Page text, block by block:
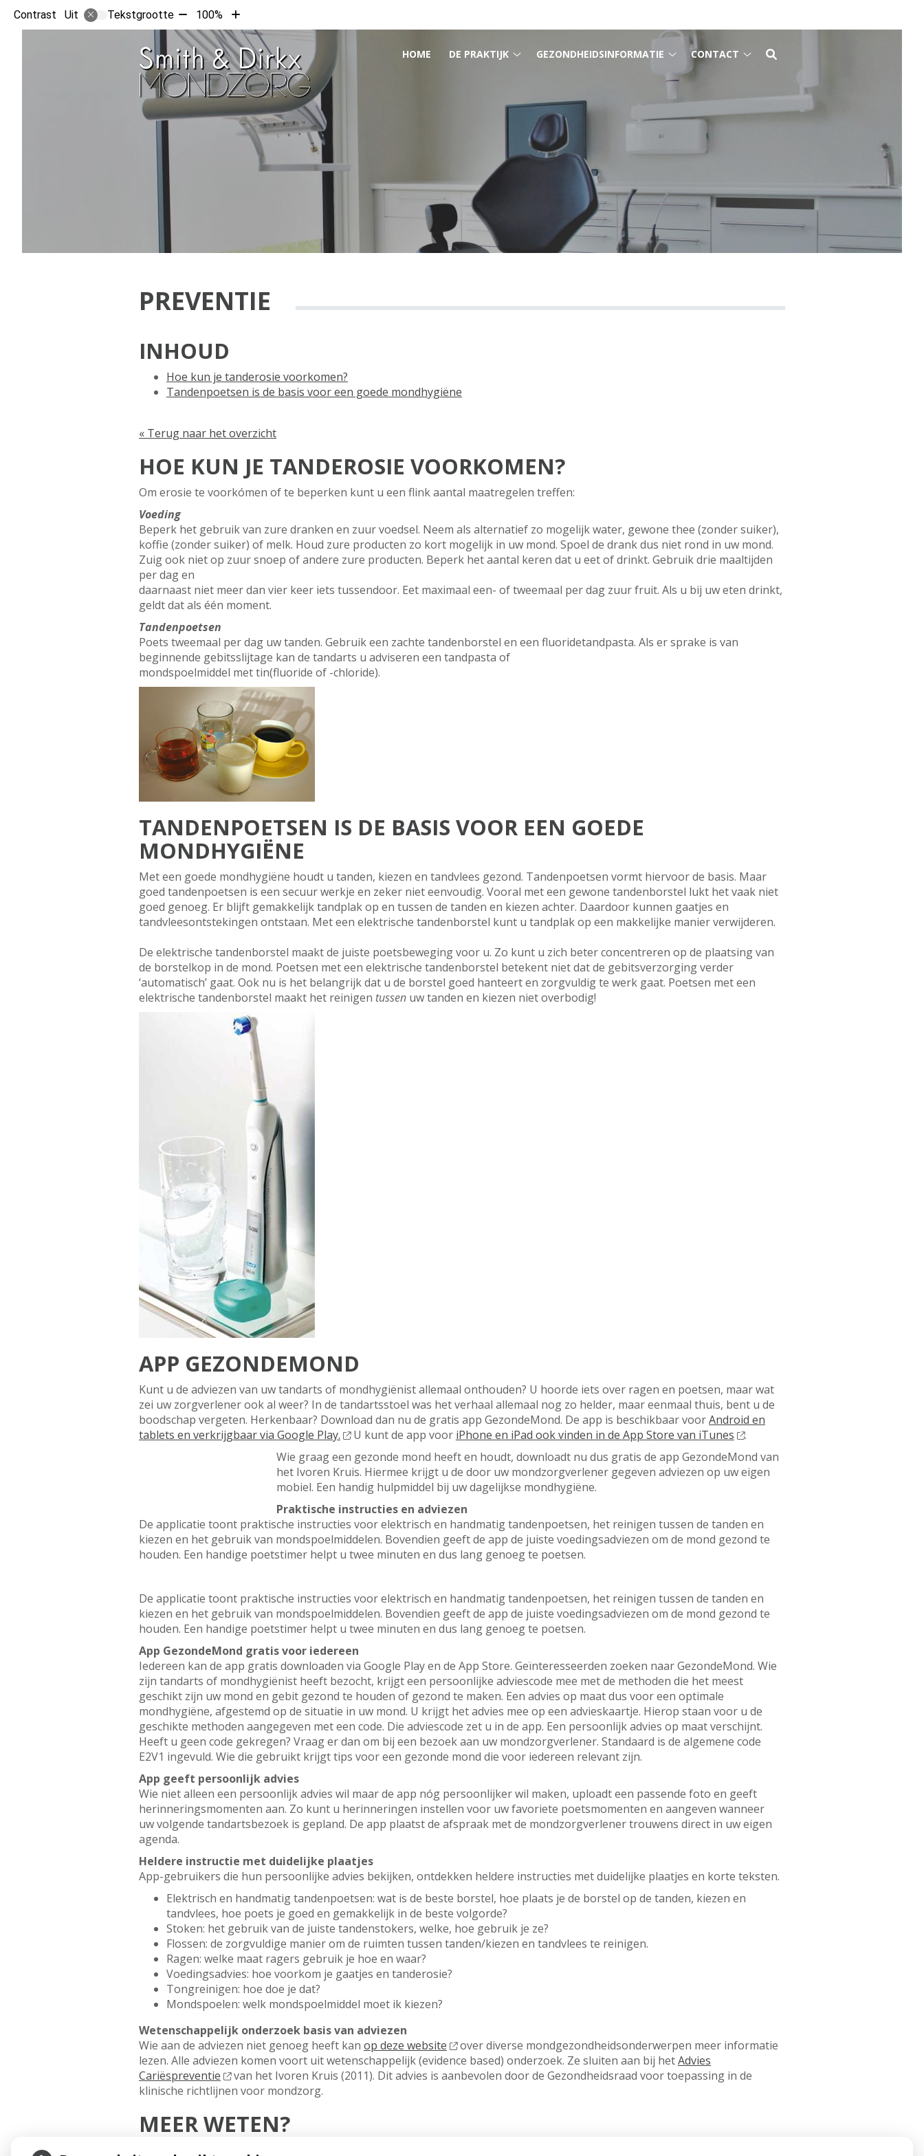
Contrast Uit Tekstgrootte Tekst
verkleinen
met
10%
100%
Tekst
vergroten
met
10%
HOOFDMENU
HOME DE PRAKTIJK
submenu
GEZONDHEIDSINFORMATIE
Gezondheidsinformatie
submenu
CONTACT
PREVENTIE
INHOUD
Hoe kun je tanderosie voorkomen?
Tandenpoetsen is de basis voor een goede mondhygiëne
« Terug naar het overzicht
HOE KUN JE TANDEROSIE VOORKOMEN?
Om erosie te voorkómen of te beperken kunt u een flink aantal maatregelen treffen:
Voeding
Beperk het gebruik van zure dranken en zuur voedsel. Neem als alternatief zo mogelijk water, gewone thee (zonder suiker),
koffie (zonder suiker) of melk. Houd zure producten zo kort mogelijk in uw mond. Spoel de drank dus niet rond in uw mond.
Zuig ook niet op zuur snoep of andere zure producten. Beperk het aantal keren dat u eet of drinkt. Gebruik drie maaltijden
per dag en
daarnaast niet meer dan vier keer iets tussendoor. Eet maximaal een- of tweemaal per dag zuur fruit. Als u bij uw eten drinkt,
geldt dat als één moment.
Tandenpoetsen
Poets tweemaal per dag uw tanden. Gebruik een zachte tandenborstel en een fluoridetandpasta. Als er sprake is van
beginnende gebitsslijtage kan de tandarts u adviseren een tandpasta of
mondspoelmiddel met tin(fluoride of -chloride).
TANDENPOETSEN IS DE BASIS VOOR EEN GOEDE
MONDHYGIËNE
Met een goede mondhygiëne houdt u tanden, kiezen en tandvlees gezond. Tandenpoetsen vormt hiervoor de basis. Maar
goed tandenpoetsen is een secuur werkje en zeker niet eenvoudig. Vooral met een gewone tandenborstel lukt het vaak niet
goed genoeg. Er blijft gemakkelijk tandplak op en tussen de tanden en kiezen achter. Daardoor kunnen gaatjes en
tandvleesontstekingen ontstaan. Met een elektrische tandenborstel kunt u tandplak op een makkelijke manier verwijderen.
De elektrische tandenborstel maakt de juiste poetsbeweging voor u. Zo kunt u zich beter concentreren op de plaatsing van
de borstelkop in de mond. Poetsen met een elektrische tandenborstel betekent niet dat de gebitsverzorging verder
‘automatisch’ gaat. Ook nu is het belangrijk dat u de borstel goed hanteert en zorgvuldig te werk gaat. Poetsen met een
elektrische tandenborstel maakt het reinigen tussen uw tanden en kiezen niet overbodig!
APP GEZONDEMOND
Kunt u de adviezen van uw tandarts of mondhygiënist allemaal onthouden? U hoorde iets over ragen en poetsen, maar wat
zei uw zorgverlener ook al weer? In de tandartsstoel was het verhaal allemaal nog zo helder, maar eenmaal thuis, bent u de
boodschap vergeten. Herkenbaar? Download dan nu de gratis app GezondeMond. De app is beschikbaar voorAndroid en
tablets en verkrijgbaar via Google Play.
U kunt de app voor iPhone en iPad ook vinden in de App Store van iTunes
.
Wie graag een gezonde mond heeft en houdt, downloadt nu dus gratis de app GezondeMond van
het Ivoren Kruis. Hiermee krijgt u de door uw mondzorgverlener gegeven adviezen op uw eigen
mobiel. Een handig hulpmiddel bij uw dagelijkse mondhygiëne.
Praktische instructies en adviezen
De applicatie toont praktische instructies voor elektrisch en handmatig tandenpoetsen, het reinigen tussen de tanden en
kiezen en het gebruik van mondspoelmiddelen. Bovendien geeft de app de juiste voedingsadviezen om de mond gezond te
houden. Een handige poetstimer helpt u twee minuten en dus lang genoeg te poetsen.
De applicatie toont praktische instructies voor elektrisch en handmatig tandenpoetsen, het reinigen tussen de tanden en
kiezen en het gebruik van mondspoelmiddelen. Bovendien geeft de app de juiste voedingsadviezen om de mond gezond te
houden. Een handige poetstimer helpt u twee minuten en dus lang genoeg te poetsen.
App GezondeMond gratis voor iedereen
Iedereen kan de app gratis downloaden via Google Play en de App Store. Geïnteresseerden zoeken naar GezondeMond. Wie
zijn tandarts of mondhygiënist heeft bezocht, krijgt een persoonlijke adviescode mee met de methoden die het meest
geschikt zijn uw mond en gebit gezond te houden of gezond te maken. Een advies op maat dus voor een optimale
mondhygiëne, afgestemd op de situatie in uw mond. U krijgt het advies mee op een advieskaartje. Hierop staan voor u de
geschikte methoden aangegeven met een code. Die adviescode zet u in de app. Een persoonlijk advies op maat verschijnt.
Heeft u geen code gekregen? Vraag er dan om bij een bezoek aan uw mondzorgverlener. Standaard is de algemene code
E2V1 ingevuld. Wie die gebruikt krijgt tips voor een gezonde mond die voor iedereen relevant zijn.
App geeft persoonlijk advies
Wie niet alleen een persoonlijk advies wil maar de app nóg persoonlijker wil maken, uploadt een passende foto en geeft
herinneringsmomenten aan. Zo kunt u herinneringen instellen voor uw favoriete poetsmomenten en aangeven wanneer
uw volgende tandartsbezoek is gepland. De app plaatst de afspraak met de mondzorgverlener trouwens direct in uw eigen
agenda.
Heldere instructie met duidelijke plaatjes
App-gebruikers die hun persoonlijke advies bekijken, ontdekken heldere instructies met duidelijke plaatjes en korte teksten.
Elektrisch en handmatig tandenpoetsen: wat is de beste borstel, hoe plaats je de borstel op de tanden, kiezen en
tandvlees, hoe poets je goed en gemakkelijk in de beste volgorde?
Stoken: het gebruik van de juiste tandenstokers, welke, hoe gebruik je ze?
Flossen: de zorgvuldige manier om de ruimten tussen tanden/kiezen en tandvlees te reinigen.
Ragen: welke maat ragers gebruik je hoe en waar?
Voedingsadvies: hoe voorkom je gaatjes en tanderosie?
Tongreinigen: hoe doe je dat?
Mondspoelen: welk mondspoelmiddel moet ik kiezen?
Wetenschappelijk onderzoek basis van adviezen
Wie aan de adviezen niet genoeg heeft kan op deze website
over diverse mondgezondheidsonderwerpen meer informatie
lezen. Alle adviezen komen voort uit wetenschappelijk (evidence based) onderzoek. Ze sluiten aan bij hetAdvies
Cariëspreventie
van het Ivoren Kruis (2011). Dit advies is aanbevolen door de Gezondheidsraad voor toepassing in de
klinische richtlijnen voor mondzorg.
MEER WETEN?